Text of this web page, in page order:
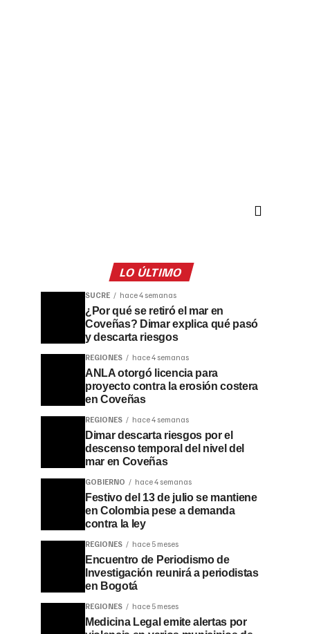
LO ÚLTIMO
SUCRE hace 4 semanas
¿Por qué se retiró el mar en
Coveñas? Dimar explica qué pasó
y descarta riesgos
REGIONES hace 4 semanas
ANLA otorgó licencia para
proyecto contra la erosión costera
en Coveñas
REGIONES hace 4 semanas
Dimar descarta riesgos por el
descenso temporal del nivel del
mar en Coveñas
GOBIERNO hace 4 semanas
Festivo del 13 de julio se mantiene
en Colombia pese a demanda
contra la ley
REGIONES hace 5 meses
Encuentro de Periodismo de
Investigación reunirá a periodistas
en Bogotá
REGIONES hace 5 meses
Medicina Legal emite alertas por